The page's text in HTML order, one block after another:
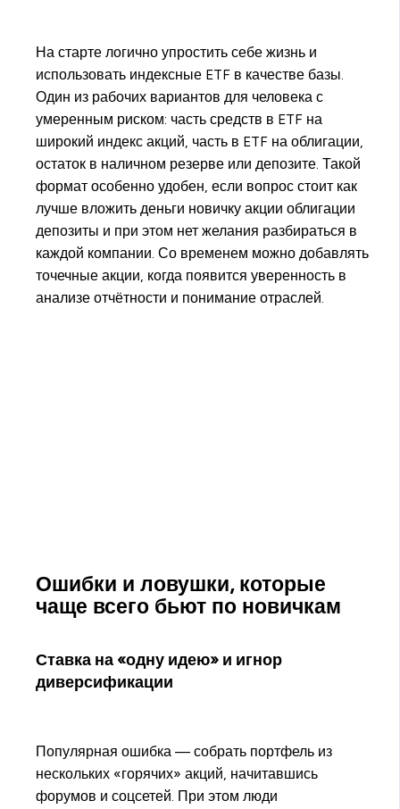
На старте логично упростить себе жизнь и
использовать индексные ETF в качестве базы.
Один из рабочих вариантов для человека с
умеренным риском: часть средств в ETF на
широкий индекс акций, часть в ETF на облигации,
остаток в наличном резерве или депозите. Такой
формат особенно удобен, если вопрос стоит как
лучше вложить деньги новичку акции облигации
депозиты и при этом нет желания разбираться в
каждой компании. Со временем можно добавлять
точечные акции, когда появится уверенность в
анализе отчётности и понимание отраслей.
Ошибки и ловушки, которые
чаще всего бьют по новичкам
Ставка на «одну идею» и игнор
диверсификации
Популярная ошибка — собрать портфель из
нескольких «горячих» акций, начитавшись
форумов и соцсетей. При этом люди